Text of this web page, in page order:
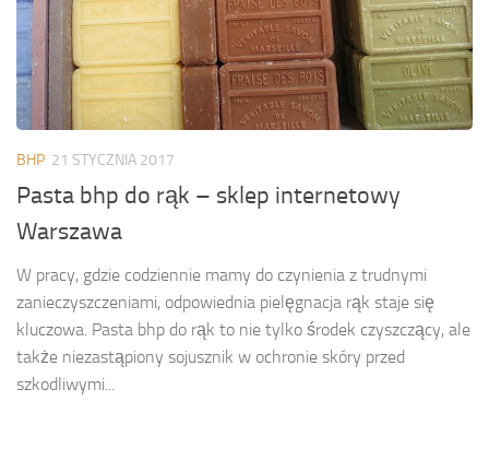
BHP 21 STYCZNIA 2017
Pasta bhp do rąk – sklep internetowy
Warszawa
W pracy, gdzie codziennie mamy do czynienia z trudnymi
zanieczyszczeniami, odpowiednia pielęgnacja rąk staje się
kluczowa. Pasta bhp do rąk to nie tylko środek czyszczący, ale
także niezastąpiony sojusznik w ochronie skóry przed
szkodliwymi...